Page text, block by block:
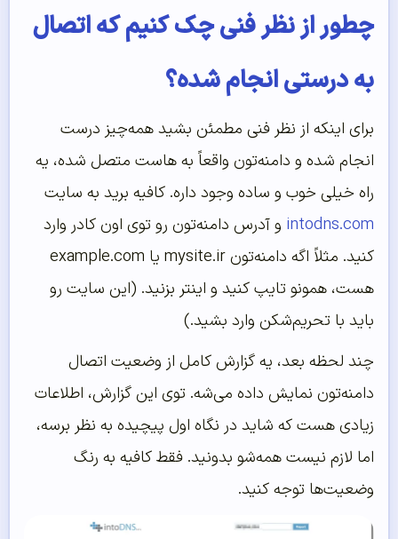
چطور از نظر فنی چک کنیم که اتصال
به درستی انجام شده؟
برای اینکه از نظر فنی مطمئن بشید همه‌چیز درست
انجام شده و دامنه‌تون واقعاً به هاست متصل شده، یه
راه خیلی خوب و ساده وجود داره. کافیه برید به سایت
intodns.com و آدرس دامنه‌تون رو توی اون کادر وارد
کنید. مثلاً اگه دامنه‌تون mysite.ir یا example.com
هست، همونو تایپ کنید و اینتر بزنید. (این سایت رو
باید با تحریم‌شکن وارد بشید.)
چند لحظه بعد، یه گزارش کامل از وضعیت اتصال
دامنه‌تون نمایش داده می‌شه. توی این گزارش، اطلاعات
زیادی هست که شاید در نگاه اول پیچیده به نظر برسه،
اما لازم نیست همه‌شو بدونید. فقط کافیه به رنگ
وضعیت‌ها توجه کنید.